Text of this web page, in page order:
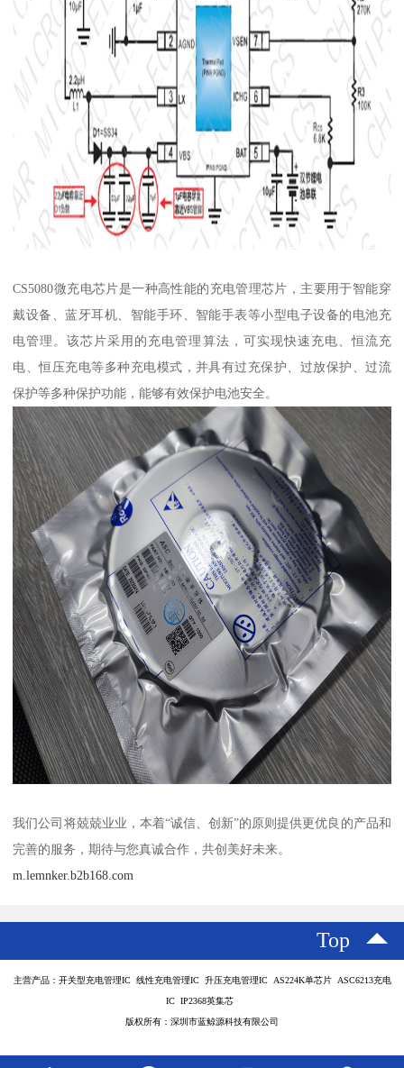
CS5080微充电芯片是一种高性能的充电管理芯片，主要用于智能穿
戴设备、蓝牙耳机、智能手环、智能手表等小型电子设备的电池充
电管理。该芯片采用的充电管理算法，可实现快速充电、恒流充
电、恒压充电等多种充电模式，并具有过充保护、过放保护、过流
保护等多种保护功能，能够有效保护电池安全。
我们公司将兢兢业业，本着“诚信、创新”的原则提供更优良的产品和
完善的服务，期待与您真诚合作，共创美好未来。
m.lemnker.b2b168.com
Top
主营产品：开关型充电管理IC 线性充电管理IC 升压充电管理IC AS224K单芯片 ASC6213充电
IC IP2368英集芯
版权所有：深圳市蓝鲸源科技有限公司